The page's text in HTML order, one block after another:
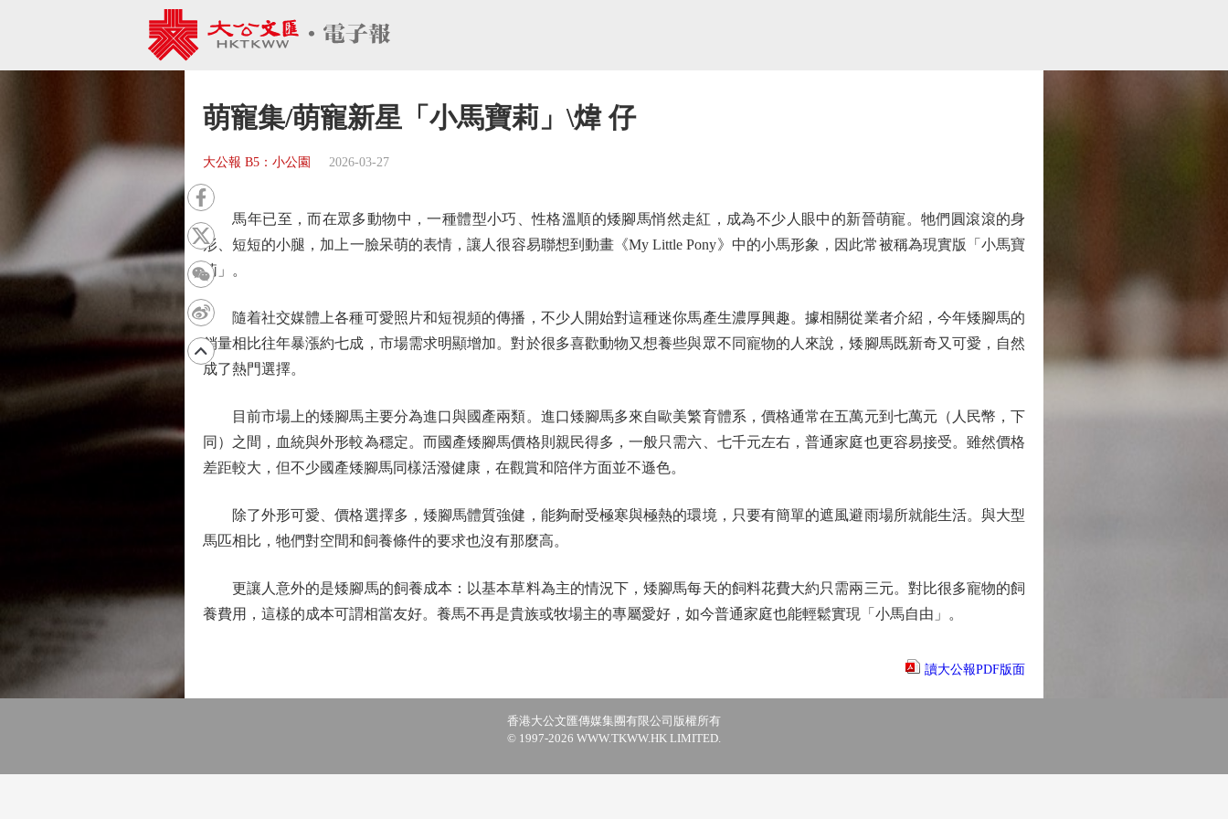
萌寵集/萌寵新星「小馬寶莉」\煒 仔
大公報 B5：小公園 2026-03-27
馬年已至，而在眾多動物中，一種體型小巧、性格溫順的矮腳馬悄然走紅，成為不少人眼中的新晉萌寵。牠們圓滾滾的身
形、短短的小腿，加上一臉呆萌的表情，讓人很容易聯想到動畫《My Little Pony》中的小馬形象，因此常被稱為現實版「小馬寶
莉」。
隨着社交媒體上各種可愛照片和短視頻的傳播，不少人開始對這種迷你馬產生濃厚興趣。據相關從業者介紹，今年矮腳馬的
銷量相比往年暴漲約七成，市場需求明顯增加。對於很多喜歡動物又想養些與眾不同寵物的人來說，矮腳馬既新奇又可愛，自然
成了熱門選擇。
目前市場上的矮腳馬主要分為進口與國產兩類。進口矮腳馬多來自歐美繁育體系，價格通常在五萬元到七萬元（人民幣，下
同）之間，血統與外形較為穩定。而國產矮腳馬價格則親民得多，一般只需六、七千元左右，普通家庭也更容易接受。雖然價格
差距較大，但不少國產矮腳馬同樣活潑健康，在觀賞和陪伴方面並不遜色。
除了外形可愛、價格選擇多，矮腳馬體質強健，能夠耐受極寒與極熱的環境，只要有簡單的遮風避雨場所就能生活。與大型
馬匹相比，牠們對空間和飼養條件的要求也沒有那麼高。
更讓人意外的是矮腳馬的飼養成本：以基本草料為主的情況下，矮腳馬每天的飼料花費大約只需兩三元。對比很多寵物的飼
養費用，這樣的成本可謂相當友好。養馬不再是貴族或牧場主的專屬愛好，如今普通家庭也能輕鬆實現「小馬自由」。
讀大公報PDF版面
香港大公文匯傳媒集團有限公司版權所有
© 1997-2026 WWW.TKWW.HK LIMITED.